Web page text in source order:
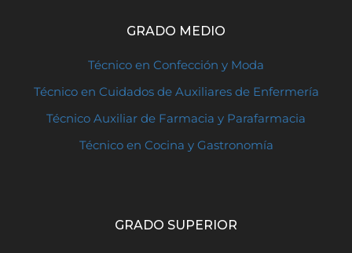
GRADO MEDIO
Técnico en Confección y Moda
Técnico en Cuidados de Auxiliares de Enfermería
Técnico Auxiliar de Farmacia y Parafarmacia
Técnico en Cocina y Gastronomía
GRADO SUPERIOR